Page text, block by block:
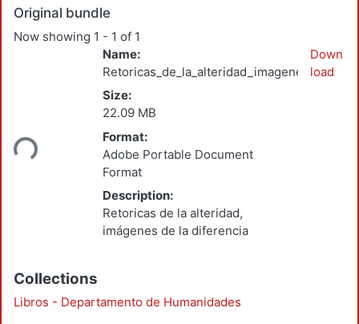
Original bundle
Now showing 1 - 1 of 1
Loading...
Name:
Size:
22.09 MB
Format:
Adobe Portable Document
Format
Description:
Retoricas de la alteridad,
imágenes de la diferencia
Down
load
Collections
Libros - Departamento de Humanidades